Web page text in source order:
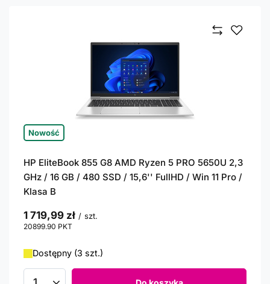
Nowość
HP EliteBook 855 G8 AMD Ryzen 5 PRO 5650U 2,3
GHz / 16 GB / 480 SSD / 15,6'' FullHD / Win 11 Pro /
Klasa B
1 719,99 zł / szt.
20899.90 PKT
Dostępny (3 szt.)